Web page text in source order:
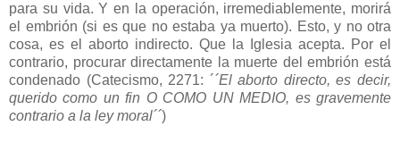
para su vida. Y en la operación, irremediablemente, morirá
el embrión (si es que no estaba ya muerto). Esto, y no otra
cosa, es el aborto indirecto. Que la Iglesia acepta. Por el
contrario, procurar directamente la muerte del embrión está
condenado (Catecismo, 2271: ´´El aborto directo, es decir,
querido como un fin O COMO UN MEDIO, es gravemente
contrario a la ley moral´´)